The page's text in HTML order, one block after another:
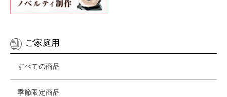
ご家庭用
すべての商品
季節限定商品